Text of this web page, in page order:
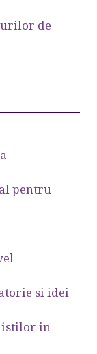
de
pentru
si idei
in